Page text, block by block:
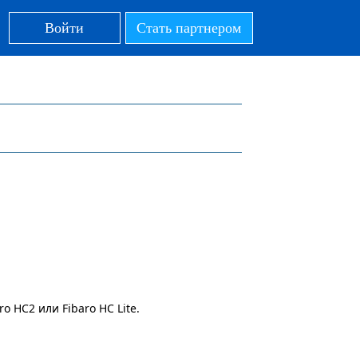
Войти Стать партнером
HC2 или Fibaro HC Lite.